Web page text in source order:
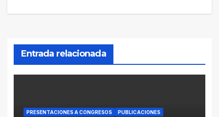
Entrada relacionada
PRESENTACIONES A CONGRESOS PUBLICACIONES